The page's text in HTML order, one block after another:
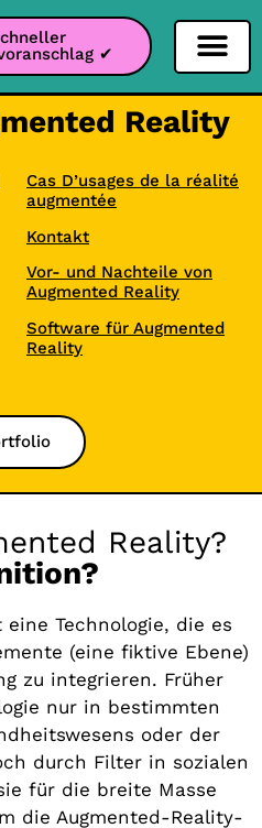
✔
Reality
Cas D’usages de la réalité
augmentée
Kontakt
Vor- und Nachteile von
Augmented Reality
Software für Augmented
Reality
Reality?
Technologie, die es
(eine fiktive Ebene)
zu integrieren. Früher
nur in bestimmten
oder der
durch Filter in sozialen
für die breite Masse
die Augmented-Reality-